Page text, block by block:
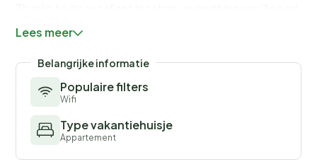
for your vacation is just a short walk away from the
everything is within 500 m radius.
The Sarajevo International Airport is 30 km away from
Lees meer
Belangrijke informatie
Populaire filters
Wifi
Type vakantiehuisje
Appartement